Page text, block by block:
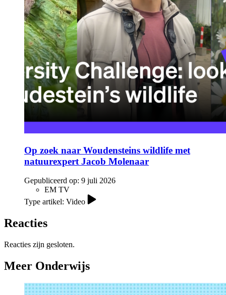
Op zoek naar Woudensteins wildlife met
natuurexpert Jacob Molenaar
Gepubliceerd op: 9 juli 2026
EM TV
Type artikel: Video
Reacties
Reacties zijn gesloten.
Meer Onderwijs